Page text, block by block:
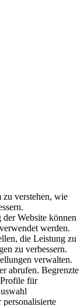
verstehen, wie
Website können
werden.
die Leistung zu
zu verbessern.
verwalten.
abrufen. Begrenzte
für